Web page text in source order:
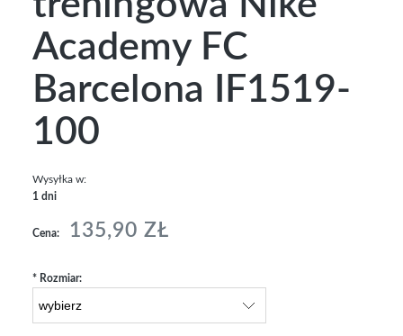
Academy FC
Barcelona IF1519-
100
Wysyłka w:
1 dni
Cena: 135,90 ZŁ
* Rozmiar: